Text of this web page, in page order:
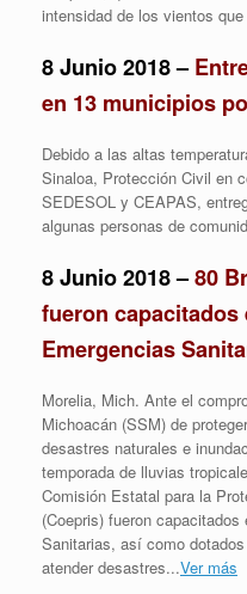
intensidad de los vientos
8 Junio 2018 –
en 13 municipios
Debido a las altas
Sinaloa, Protección Civil en
SEDESOL y CEAPAS,
algunas personas de
8 Junio 2018 –80
fueron capacitados
Emergencias
Morelia, Mich. Ante el
Michoacán (SSM) de
desastres naturales e
temporada de lluvias
Comisión Estatal para la
(Coepris) fueron
Sanitarias, así como
atender desastres...Ver más